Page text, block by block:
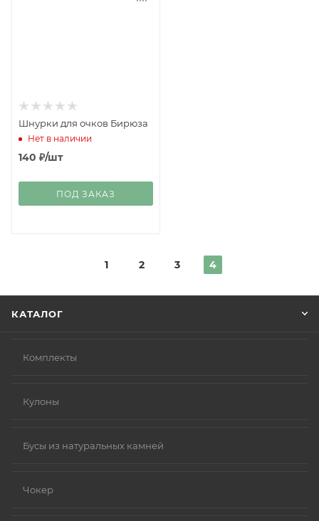
Шнурки для очков Бирюза
Нет в наличии
140 ₽/шт
ПОД ЗАКАЗ
1 2 3 4
КАТАЛОГ
Комплекты
Кулоны
Бусы из натуральных камней
Чокер